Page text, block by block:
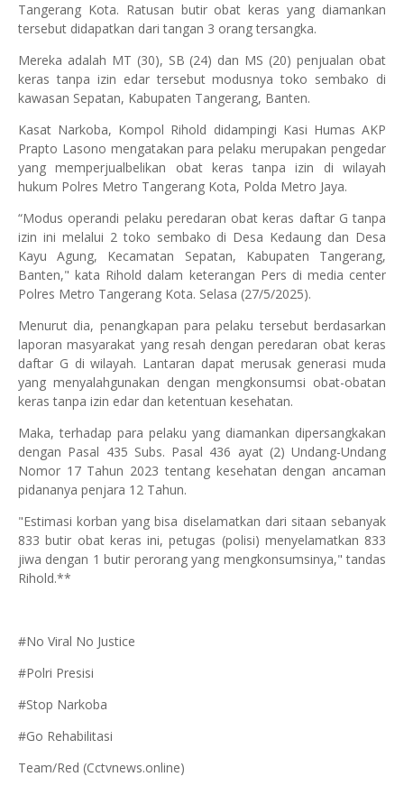
Tangerang Kota. Ratusan butir obat keras yang diamankan
tersebut didapatkan dari tangan 3 orang tersangka.
Mereka adalah MT (30), SB (24) dan MS (20) penjualan obat
keras tanpa izin edar tersebut modusnya toko sembako di
kawasan Sepatan, Kabupaten Tangerang, Banten.
Kasat Narkoba, Kompol Rihold didampingi Kasi Humas AKP
Prapto Lasono mengatakan para pelaku merupakan pengedar
yang memperjualbelikan obat keras tanpa izin di wilayah
hukum Polres Metro Tangerang Kota, Polda Metro Jaya.
“Modus operandi pelaku peredaran obat keras daftar G tanpa
izin ini melalui 2 toko sembako di Desa Kedaung dan Desa
Kayu Agung, Kecamatan Sepatan, Kabupaten Tangerang,
Banten," kata Rihold dalam keterangan Pers di media center
Polres Metro Tangerang Kota. Selasa (27/5/2025).
Menurut dia, penangkapan para pelaku tersebut berdasarkan
laporan masyarakat yang resah dengan peredaran obat keras
daftar G di wilayah. Lantaran dapat merusak generasi muda
yang menyalahgunakan dengan mengkonsumsi obat-obatan
keras tanpa izin edar dan ketentuan kesehatan.
Maka, terhadap para pelaku yang diamankan dipersangkakan
dengan Pasal 435 Subs. Pasal 436 ayat (2) Undang-Undang
Nomor 17 Tahun 2023 tentang kesehatan dengan ancaman
pidananya penjara 12 Tahun.
"Estimasi korban yang bisa diselamatkan dari sitaan sebanyak
833 butir obat keras ini, petugas (polisi) menyelamatkan 833
jiwa dengan 1 butir perorang yang mengkonsumsinya," tandas
Rihold.**
#No Viral No Justice
#Polri Presisi
#Stop Narkoba
#Go Rehabilitasi
Team/Red (Cctvnews.online)